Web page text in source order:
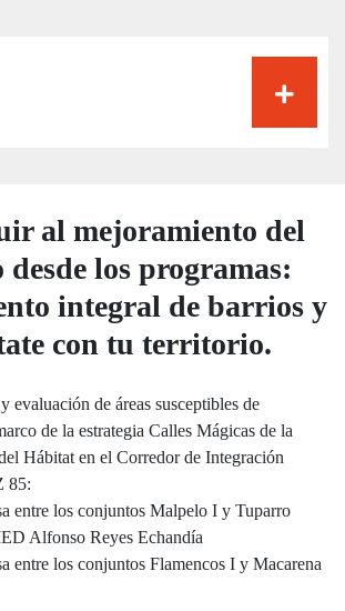
al mejoramiento del
desde los programas:
integral de barrios y
con tu territorio.
evaluación de áreas susceptibles de
de la estrategia Calles Mágicas de la
Hábitat en el Corredor de Integración
85:
entre los conjuntos Malpelo I y Tuparro
Alfonso Reyes Echandía
entre los conjuntos Flamencos I y Macarena